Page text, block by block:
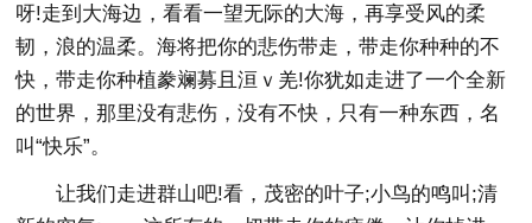
呀!走到大海边，看看一望无际的大海，再享受风的柔
韧，浪的温柔。海将把你的悲伤带走，带走你种种的不
快，带走你种植豢斓募且洹ｖ羌!你犹如走进了一个全新
的世界，那里没有悲伤，没有不快，只有一种东西，名
叫“快乐”。
让我们走进群山吧!看，茂密的叶子;小鸟的鸣叫;清